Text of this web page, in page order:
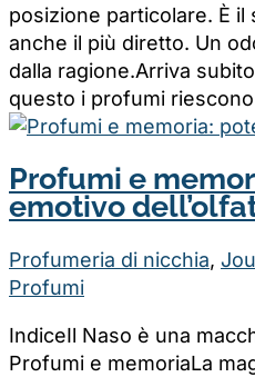
posizione particolare. È il
anche il più diretto. Un
dalla ragione.Arriva
questo i profumi
Profumi e
emotivo
Profumeria di nicchia,
Profumi
IndiceIl Naso è una
Profumi e memoriaLa